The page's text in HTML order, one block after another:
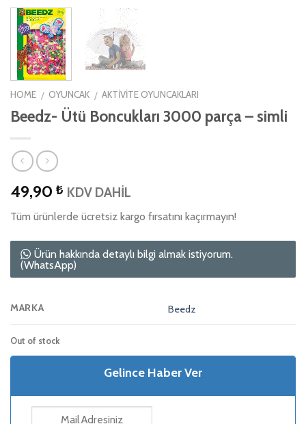
HOME / OYUNCAK / AKTIVITE OYUNCAKLARI
Beedz- Ütü Boncukları 3000 parça – simli
49,90 ₺ KDV DAHİL
Tüm ürünlerde ücretsiz kargo fırsatını kaçırmayın!
Ürün hakkında detaylı bilgi almak istiyorum.
(WhatsApp)
MARKA Beedz
Out of stock
Gelince Haber Ver